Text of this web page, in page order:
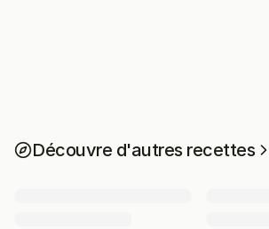
Découvre d'autres recettes